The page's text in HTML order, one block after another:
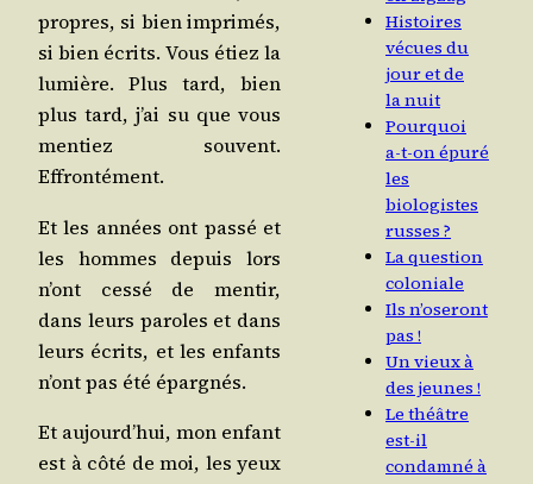
propres, si bien impri­més,
si bien écrits. Vous étiez la
lumière. Plus tard, bien
plus tard, j’ai su que vous
men­tiez sou­vent.
Effrontément.
Et les années ont pas­sé et
les hommes depuis lors
n’ont ces­sé de men­tir,
dans leurs paroles et dans
leurs écrits, et les enfants
n’ont pas été épargnés.
Et aujourd’­hui, mon enfant
est à côté de moi, les yeux
Histoires
vécues du
jour et de
la nuit
Pourquoi
a‑t-on épuré
les
biologistes
russes ?
La question
coloniale
Ils n’oseront
pas !
Un vieux à
des jeunes !
Le théâtre
est-il
condamné à